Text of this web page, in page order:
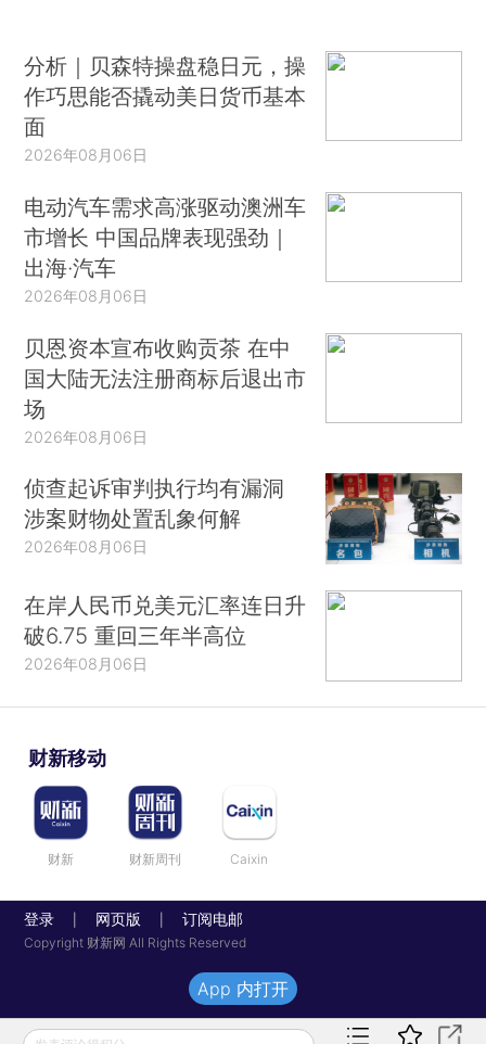
分析｜贝森特操盘稳日元，操
作巧思能否撬动美日货币基本
面
2026年08月06日
电动汽车需求高涨驱动澳洲车
市增长 中国品牌表现强劲｜
出海·汽车
2026年08月06日
贝恩资本宣布收购贡茶 在中
国大陆无法注册商标后退出市
场
2026年08月06日
侦查起诉审判执行均有漏洞
涉案财物处置乱象何解
2026年08月06日
在岸人民币兑美元汇率连日升
破6.75 重回三年半高位
2026年08月06日
财新移动
财新 财新周刊 Caixin
登录 网页版 订阅电邮
Copyright 财新网 All Rights Reserved
App 内打开